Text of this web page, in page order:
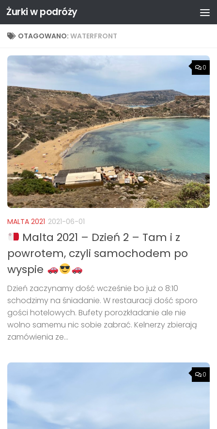
Przejdź do treści
Żurki w podróży
OTAGOWANO: WATERFRONT
0
MALTA 2021 2021-06-01
Malta 2021 – Dzień 2 – Tam i z
powrotem, czyli samochodem po
wyspie
Dzień zaczynamy dość wcześnie bo już o 8:10
schodzimy na śniadanie. W restauracji dość sporo
gości hotelowych. Bufety porozkładanie ale nie
wolno samemu nic sobie zabrać. Kelnerzy zbierają
zamówienia ze...
0